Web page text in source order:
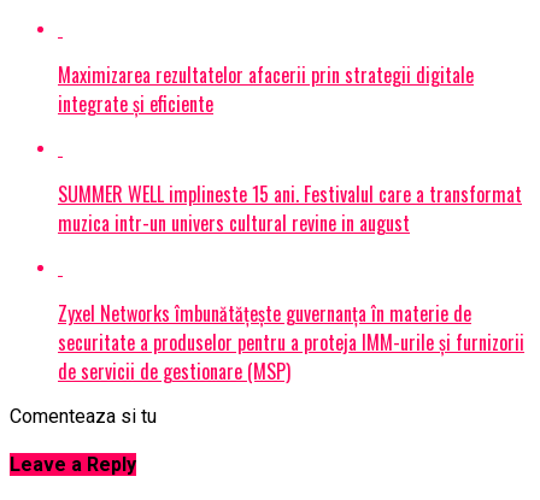
Maximizarea rezultatelor afacerii prin strategii digitale
integrate și eficiente
SUMMER WELL implineste 15 ani. Festivalul care a transformat
muzica intr-un univers cultural revine in august
Zyxel Networks îmbunătățește guvernanța în materie de
securitate a produselor pentru a proteja IMM-urile și furnizorii
de servicii de gestionare (MSP)
Comenteaza si tu
Leave a Reply